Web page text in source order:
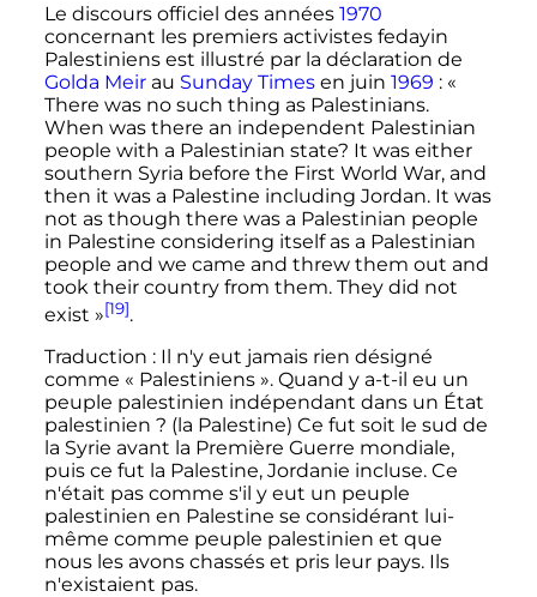
Le discours officiel des années 1970
concernant les premiers activistes fedayin
Palestiniens est illustré par la déclaration de
Golda Meirau Sunday Timesen juin 1969 : «
There was no such thing as Palestinians.
When was there an independent Palestinian
people with a Palestinian state? It was either
southern Syria before the First World War, and
then it was a Palestine including Jordan. It was
not as though there was a Palestinian people
in Palestine considering itself as a Palestinian
people and we came and threw them out and
took their country from them. They did not
exist »[19].
Traduction : Il n'y eut jamais rien désigné
comme « Palestiniens ». Quand y a-t-il eu un
peuple palestinien indépendant dans un État
palestinien ? (la Palestine) Ce fut soit le sud de
la Syrie avant la Première Guerre mondiale,
puis ce fut la Palestine, Jordanie incluse. Ce
n'était pas comme s'il y eut un peuple
palestinien en Palestine se considérant lui-
même comme peuple palestinien et que
nous les avons chassés et pris leur pays. Ils
n'existaient pas.